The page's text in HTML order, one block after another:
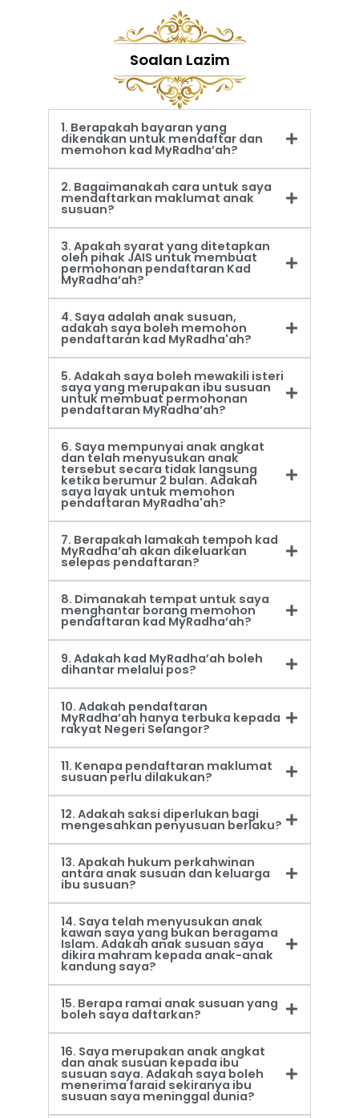
Soalan Lazim
1. Berapakah bayaran yang
dikenakan untuk mendaftar dan
memohon kad MyRadha’ah?
2. Bagaimanakah cara untuk saya
mendaftarkan maklumat anak
susuan?
3. Apakah syarat yang ditetapkan
oleh pihak JAIS untuk membuat
permohonan pendaftaran Kad
MyRadha’ah?
4. Saya adalah anak susuan,
adakah saya boleh memohon
pendaftaran kad MyRadha'ah?
5. Adakah saya boleh mewakili isteri
saya yang merupakan ibu susuan
untuk membuat permohonan
pendaftaran MyRadha’ah?
6. Saya mempunyai anak angkat
dan telah menyusukan anak
tersebut secara tidak langsung
ketika berumur 2 bulan. Adakah
saya layak untuk memohon
pendaftaran MyRadha'ah?
7. Berapakah lamakah tempoh kad
MyRadha’ah akan dikeluarkan
selepas pendaftaran?
8. Dimanakah tempat untuk saya
menghantar borang memohon
pendaftaran kad MyRadha’ah?
9. Adakah kad MyRadha’ah boleh
dihantar melalui pos?
10. Adakah pendaftaran
MyRadha’ah hanya terbuka kepada
rakyat Negeri Selangor?
11. Kenapa pendaftaran maklumat
susuan perlu dilakukan?
12. Adakah saksi diperlukan bagi
mengesahkan penyusuan berlaku?
13. Apakah hukum perkahwinan
antara anak susuan dan keluarga
ibu susuan?
14. Saya telah menyusukan anak
kawan saya yang bukan beragama
Islam. Adakah anak susuan saya
dikira mahram kepada anak-anak
kandung saya?
15. Berapa ramai anak susuan yang
boleh saya daftarkan?
16. Saya merupakan anak angkat
dan anak susuan kepada ibu
susuan saya. Adakah saya boleh
menerima faraid sekiranya ibu
susuan saya meninggal dunia?